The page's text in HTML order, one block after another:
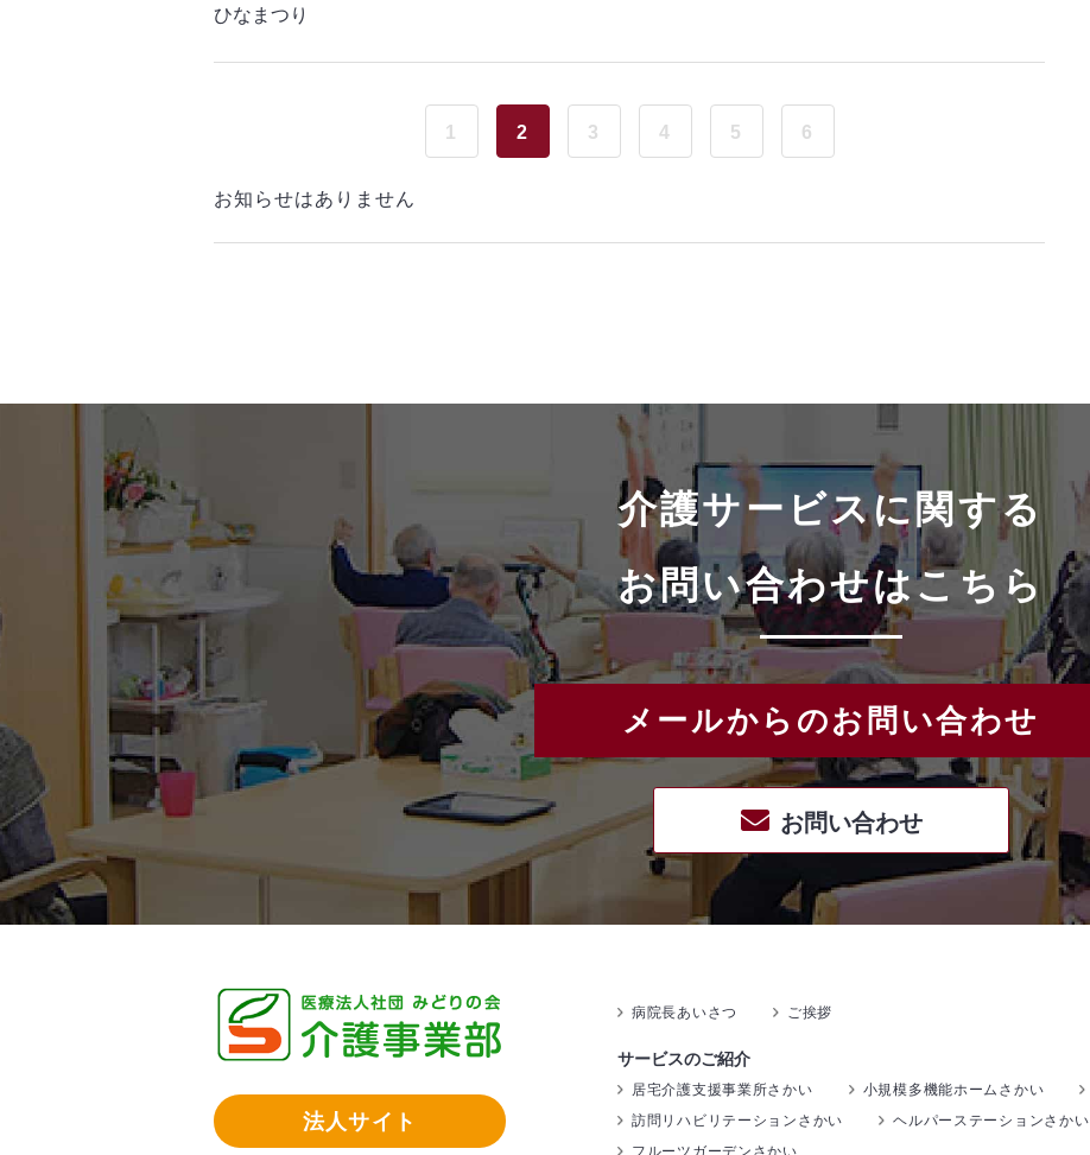
ひなまつり
1 2 3 4 5 6
お知らせはありません
介護サービスに関する
お問い合わせはこちら
メールからのお問い合わせ
お問い合わせ
法人サイト
病院長あいさつ ご挨拶
サービスのご紹介
居宅介護支援事業所さかい 小規模多機能ホームさかい
訪問リハビリテーションさかい
ヘルパーステーションさかい
フルーツガーデンさかい